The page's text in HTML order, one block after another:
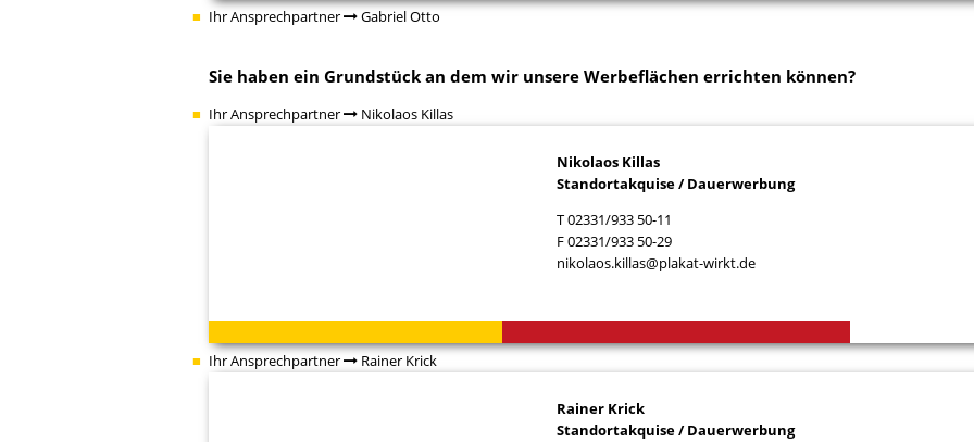
Ihr Ansprechpartner Gabriel Otto
Sie haben ein Grundstück an dem wir unsere Werbeflächen errichten können?
Ihr Ansprechpartner Nikolaos Killas
Nikolaos Killas
Standortakquise / Dauerwerbung
T 02331/933 50-11
F 02331/933 50-29
nikolaos.killas@plakat-wirkt.de
Ihr Ansprechpartner Rainer Krick
Rainer Krick
Standortakquise / Dauerwerbung